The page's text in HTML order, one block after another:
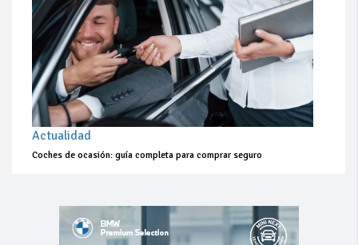
Actualidad
Coches de ocasión: guía completa para comprar seguro